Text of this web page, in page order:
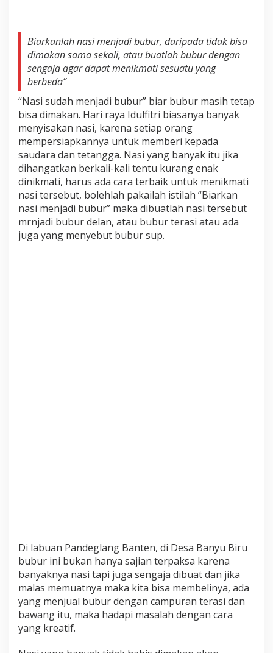
Biarkanlah nasi menjadi bubur, daripada tidak bisa
dimakan sama sekali, atau buatlah bubur dengan
sengaja agar dapat menikmati sesuatu yang
berbeda”
“Nasi sudah menjadi bubur” biar bubur masih tetap
bisa dimakan. Hari raya Idulfitri biasanya banyak
menyisakan nasi, karena setiap orang
mempersiapkannya untuk memberi kepada
saudara dan tetangga. Nasi yang banyak itu jika
dihangatkan berkali-kali tentu kurang enak
dinikmati, harus ada cara terbaik untuk menikmati
nasi tersebut, bolehlah pakailah istilah “Biarkan
nasi menjadi bubur” maka dibuatlah nasi tersebut
mrnjadi bubur delan, atau bubur terasi atau ada
juga yang menyebut bubur sup.
Di labuan Pandeglang Banten, di Desa Banyu Biru
bubur ini bukan hanya sajian terpaksa karena
banyaknya nasi tapi juga sengaja dibuat dan jika
malas memuatnya maka kita bisa membelinya, ada
yang menjual bubur dengan campuran terasi dan
bawang itu, maka hadapi masalah dengan cara
yang kreatif.